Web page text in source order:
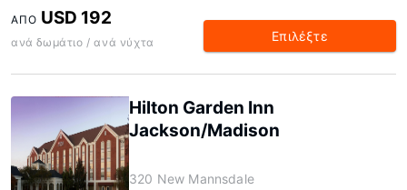
ΑΠΌ USD 192
ανά δωμάτιο / ανά νύχτα Επιλέξτε
Hilton Garden Inn
Jackson/Madison
320 New Mannsdale